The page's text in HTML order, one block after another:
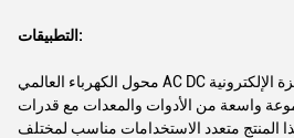
التطبيقات:
محول الكهرباء العالمي AC DC هو ملحقات أساسية للأجهزة الإلكترونية
واسعة من الأدوات والمعدات مع قدرات
المنتج متعدد الاستخدامات مناسب لمختلف